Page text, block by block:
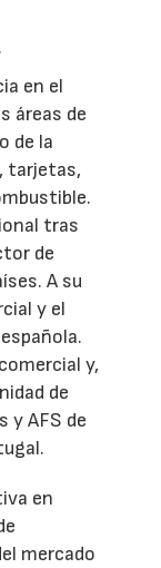
en el
áreas de
de la
tarjetas,
tras
de
A su
y el
y,
de
y AFS de
en
mercado